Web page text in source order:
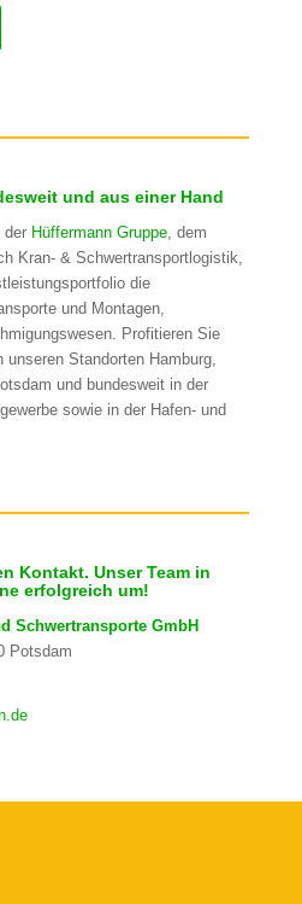
und aus einer Hand
der Hüffermann Gruppe, dem
Kran- & Schwertransportlogistik,
die
und Montagen,
Profitieren Sie
Standorten Hamburg,
und bundesweit in der
sowie in der Hafen- und
Kontakt. Unser Team in
erfolgreich um!
Schwertransporte GmbH
Potsdam